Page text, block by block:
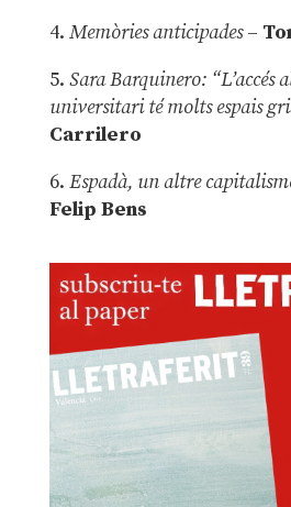
4. Memòries anticipades–
5. Sara Barquinero: “L’accés
universitari té molts espais
Carrilero
6. Espadà, un altre
Felip Bens